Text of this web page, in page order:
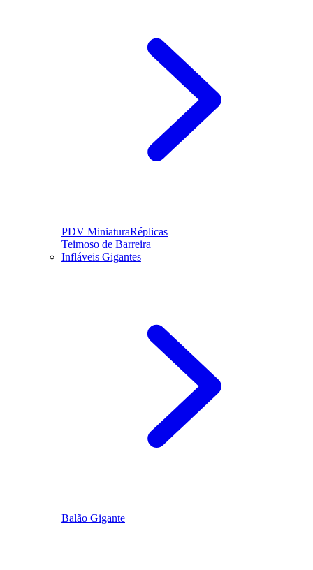
PDV MiniaturaRéplicas
Teimoso de Barreira
Infláveis Gigantes
Balão Gigante